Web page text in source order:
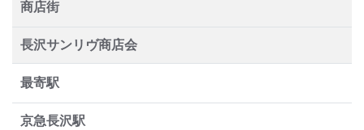
商店街
長沢サンリヴ商店会
最寄駅
京急長沢駅